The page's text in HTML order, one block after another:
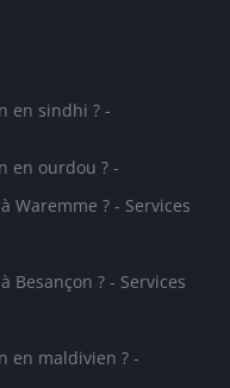
en sindhi ? -
en ourdou ? -
Waremme ? - Services
Besançon ? - Services
en maldivien ? -